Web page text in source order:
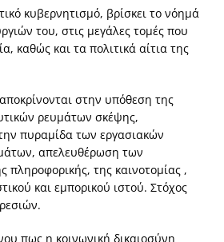
κυβερνητισμό, βρίσκει το νόημά
του, στις μεγάλες τομές που
καθώς και τα πολιτικά αίτια της
στην υπόθεση της
ρευμάτων σκέψης,
πυραμίδα των εργασιακών
απελευθέρωση των
της καινοτομίας ,
και εμπορικού ιστού. Στόχος
πως η κοινωνική δικαιοσύνη